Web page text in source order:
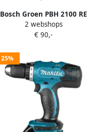
Bosch Groen PBH 2100 RE
Boorhamer | + Promoline 6-
dlg SDS plus S2 set
2 webshops
€ 90,-
25%